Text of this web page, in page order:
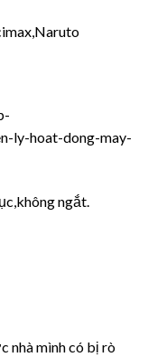
ngắt.
nhà mình có bị rò